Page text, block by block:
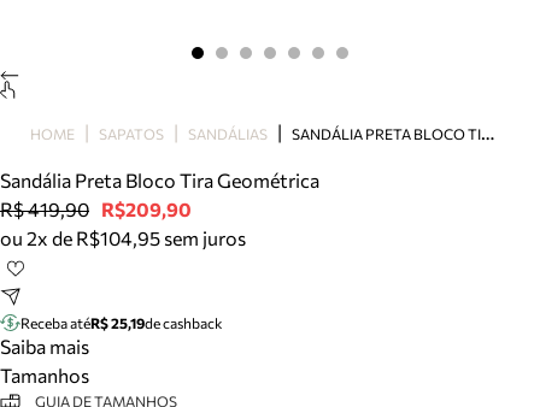
Bolsa
Tamanco
Tênis
Mule
Tire dúvidas sobre pedidos, devoluções e mais.
Meus pedidos
HOME SAPATOS SANDÁLIAS S
ANDÁLIA PRETA BLOCO TIRA GEOMÉTRICA
Sandália Preta Bloco Tira Geométrica
R$ 419,90 R$209,90
ou 2x de R$104,95 sem juros
Receba atéR$ 25,19de cashback
Saiba mais
Tamanhos
GUIA DE TAMANHOS